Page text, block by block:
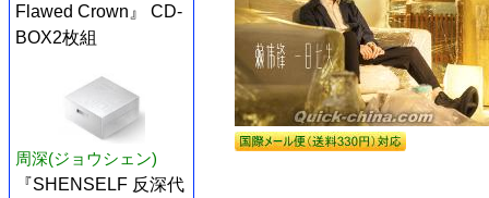
Flawed Crown』 CD-
BOX2枚組
周深(ジョウシェン)
『SHENSELF 反深代